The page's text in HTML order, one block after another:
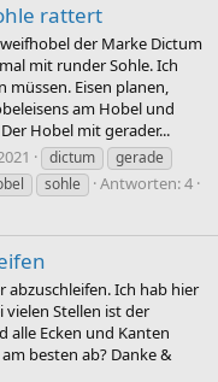
rattert
der Marke Dictum
mit runder Sohle. Ich
müssen. Eisen planen,
am Hobel und
Hobel mit gerader...
dictum
gerade
sohle
Antworten: 4
abzuschleifen. Ich hab hier
vielen Stellen ist der
alle Ecken und Kanten
besten ab? Danke &